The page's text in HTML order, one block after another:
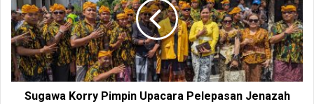
e
Sugawa Korry Pimpin Upacara Pelepasan Jenazah